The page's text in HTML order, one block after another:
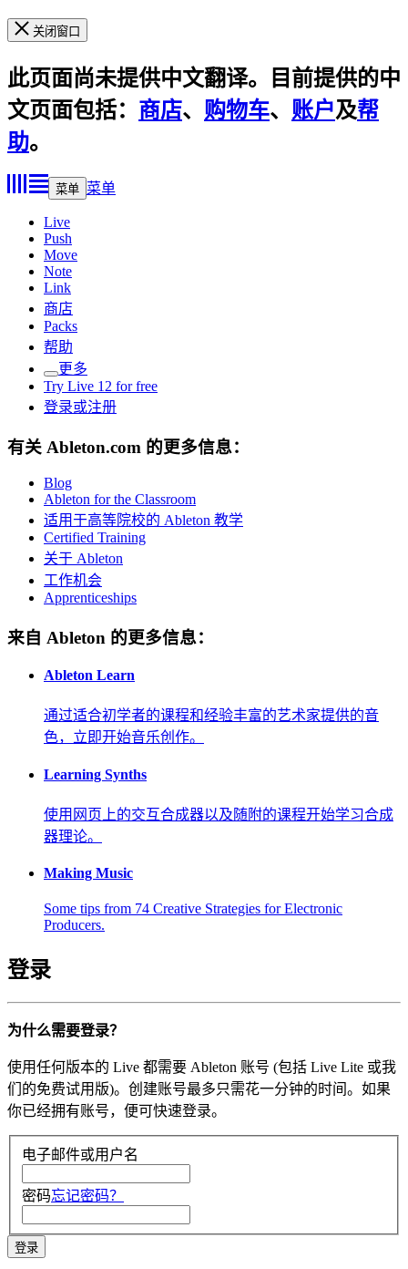
关闭窗口
此页面尚未提供中文翻译。目前提供的中
文页面包括： 商店、 购物车、 账户及帮
助。
菜单 菜单
Live
Push
Move
Note
Link
商店
Packs
帮助
更多
Try Live 12 for free
登录或注册
有关 Ableton.com 的更多信息：
Blog
Ableton for the Classroom
适用于高等院校的 Ableton 教学
Certified Training
关于 Ableton
工作机会
Apprenticeships
来自 Ableton 的更多信息：
Ableton Learn
通过适合初学者的课程和经验丰富的艺术家提供的音
色，立即开始音乐创作。
Learning Synths
使用网页上的交互合成器以及随附的课程开始学习合成
器理论。
Making Music
Some tips from 74 Creative Strategies for Electronic
Producers.
登录
为什么需要登录？
使用任何版本的 Live 都需要 Ableton 账号 (包括 Live Lite 或我
们的免费试用版)。创建账号最多只需花一分钟的时间。如果
你已经拥有账号，便可快速登录。
电子邮件或用户名
密码忘记密码？